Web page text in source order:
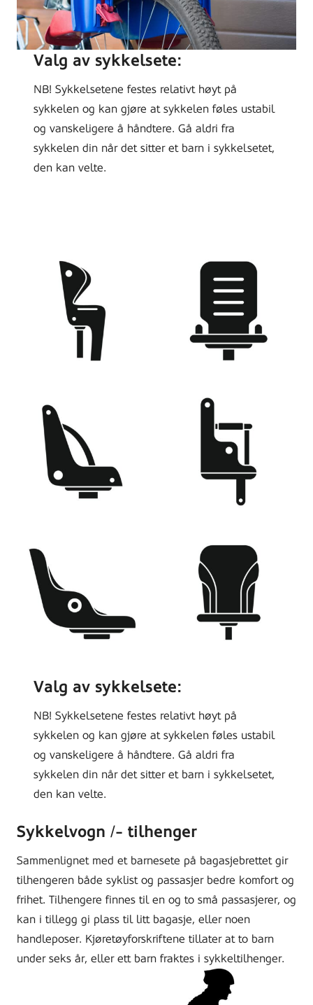
with
kids
transportation
equipment
stand
near
wooden
garage.
Family
Valg av sykkelsete:
NB! Sykkelsetene festes relativt høyt på
sykkelen og kan gjøre at sykkelen føles ustabil
og vanskeligere å håndtere. Gå aldri fra
sykkelen din når det sitter et barn i sykkelsetet,
den kan velte.
Valg av sykkelsete:
NB! Sykkelsetene festes relativt høyt på
sykkelen og kan gjøre at sykkelen føles ustabil
og vanskeligere å håndtere. Gå aldri fra
sykkelen din når det sitter et barn i sykkelsetet,
den kan velte.
Sykkelvogn /- tilhenger
Sammenlignet med et barnesete på bagasjebrettet gir
tilhengeren både syklist og passasjer bedre komfort og
frihet. Tilhengere finnes til en og to små passasjerer, og
kan i tillegg gi plass til litt bagasje, eller noen
handleposer. Kjøretøyforskriftene tillater at to barn
under seks år, eller ett barn fraktes i sykkeltilhenger.